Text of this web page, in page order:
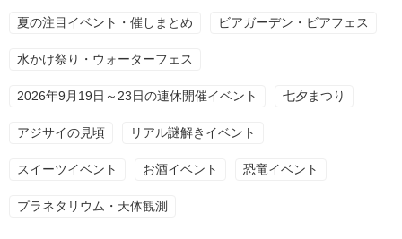
夏の注目イベント・催しまとめ ビアガーデン・ビアフェス
水かけ祭り・ウォーターフェス
2026年9月19日～23日の連休開催イベント 七夕まつり
アジサイの見頃 リアル謎解きイベント
スイーツイベント お酒イベント 恐竜イベント
プラネタリウム・天体観測